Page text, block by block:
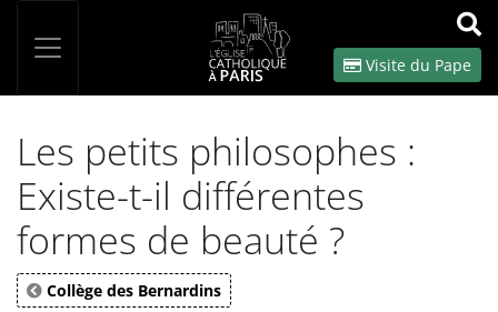
OK
Visite du Pape
Les petits philosophes :
Existe-t-il différentes
formes de beauté ?
Collège des Bernardins
Panneau de gestion des cookies